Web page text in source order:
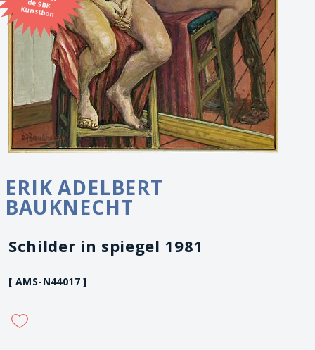
Kunstbon
ERIK ADELBERT
BAUKNECHT
Schilder in spiegel 1981
[ AMS-N44017 ]